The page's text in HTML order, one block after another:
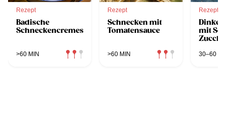
Rezept
Badische
Schneckencremesuppe
>60 MIN
Rezept
Schnecken mit
Tomatensauce
>60 MIN
Rezept
mit
30–60